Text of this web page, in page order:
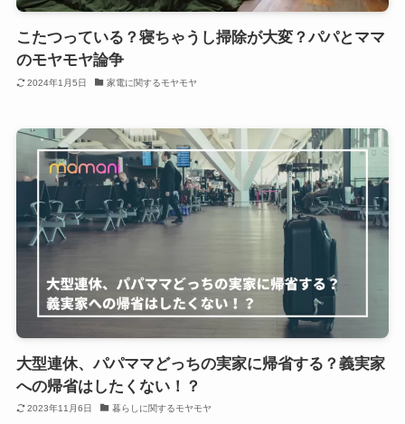
こたつっている？寝ちゃうし掃除が大変？パパとママ
のモヤモヤ論争
2024年1月5日 家電に関するモヤモヤ
大型連休、パパママどっちの実家に帰省する？義実家
への帰省はしたくない！？
2023年11月6日 暮らしに関するモヤモヤ